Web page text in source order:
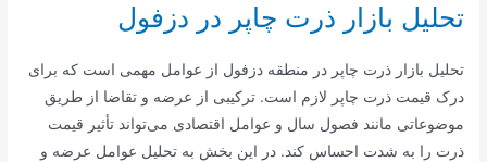
تحلیل بازار ذرت چاپر در دزفول
تحلیل بازار ذرت چاپر در منطقه دزفول از عوامل مهمی است که برای
درک قیمت ذرت چاپر لازم است. ترکیبی از عرضه و تقاضا از طریق
موضوعاتی مانند فصول سال و عوامل اقتصادی می‌تواند تأثیر قیمت
ذرت را به شدت احساس کند. در این بخش به تحلیل عوامل عرضه و